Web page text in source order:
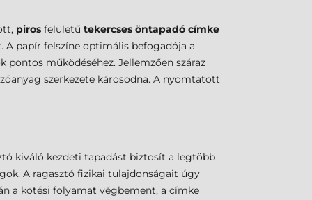
piros felületű tekercses öntapadó címke
A papír felszíne optimális befogadója a
működéséhez. Jellemzően száraz
szerkezete károsodna. A nyomtatott
kiváló kezdeti tapadást biztosít a legtöbb
A ragasztó fizikai tulajdonságait úgy
a kötési folyamat végbement, a címke